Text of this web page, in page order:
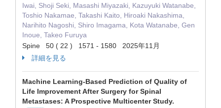
Iwai, Shoji Seki, Masashi Miyazaki, Kazuyuki Watanabe,
Toshio Nakamae, Takashi Kaito, Hiroaki Nakashima,
Narihito Nagoshi, Shiro Imagama, Kota Watanabe, Gen
Inoue, Takeo Furuya
Spine 50 ( 22 ) 1571 - 1580 2025年11月
詳細を見る
Machine Learning-Based Prediction of Quality of
Life Improvement After Surgery for Spinal
Metastases: A Prospective Multicenter Study.